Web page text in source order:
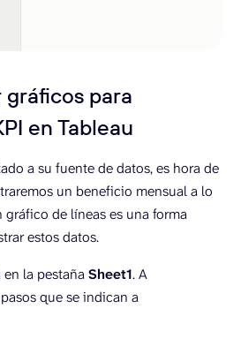
gráficos para
en Tableau
a su fuente de datos, es hora de
un beneficio mensual a lo
de líneas es una forma
estos datos.
en la pestañaSheet1. A
que se indican a